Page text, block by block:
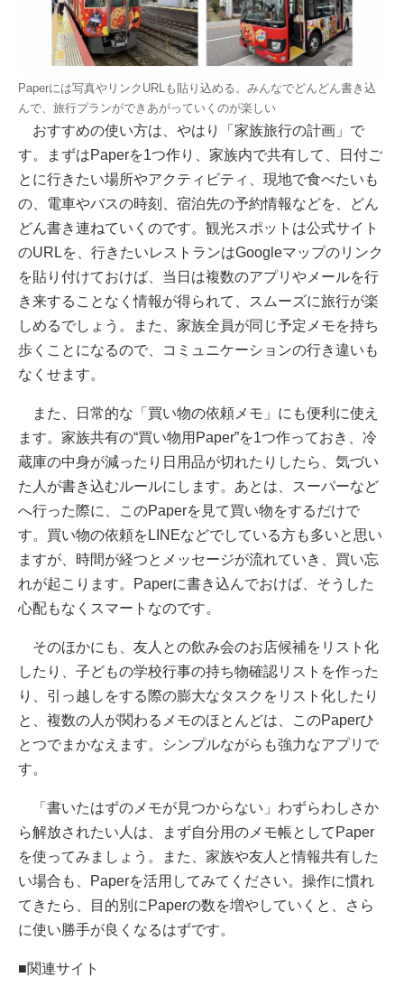
Paperには写真やリンクURLも貼り込める。みんなでどんどん書き込
んで、旅行プランができあがっていくのが楽しい
おすすめの使い方は、やはり「家族旅行の計画」で
す。まずはPaperを1つ作り、家族内で共有して、日付ご
とに行きたい場所やアクティビティ、現地で食べたいも
の、電車やバスの時刻、宿泊先の予約情報などを、どん
どん書き連ねていくのです。観光スポットは公式サイト
のURLを、行きたいレストランはGoogleマップのリンク
を貼り付けておけば、当日は複数のアプリやメールを行
き来することなく情報が得られて、スムーズに旅行が楽
しめるでしょう。また、家族全員が同じ予定メモを持ち
歩くことになるので、コミュニケーションの行き違いも
なくせます。
また、日常的な「買い物の依頼メモ」にも便利に使え
ます。家族共有の“買い物用Paper”を1つ作っておき、冷
蔵庫の中身が減ったり日用品が切れたりしたら、気づい
た人が書き込むルールにします。あとは、スーパーなど
へ行った際に、このPaperを見て買い物をするだけで
す。買い物の依頼をLINEなどでしている方も多いと思い
ますが、時間が経つとメッセージが流れていき、買い忘
れが起こります。Paperに書き込んでおけば、そうした
心配もなくスマートなのです。
そのほかにも、友人との飲み会のお店候補をリスト化
したり、子どもの学校行事の持ち物確認リストを作った
り、引っ越しをする際の膨大なタスクをリスト化したり
と、複数の人が関わるメモのほとんどは、このPaperひ
とつでまかなえます。シンプルながらも強力なアプリで
す。
「書いたはずのメモが見つからない」わずらわしさか
ら解放されたい人は、まず自分用のメモ帳としてPaper
を使ってみましょう。また、家族や友人と情報共有した
い場合も、Paperを活用してみてください。操作に慣れ
てきたら、目的別にPaperの数を増やしていくと、さら
に使い勝手が良くなるはずです。
■関連サイト